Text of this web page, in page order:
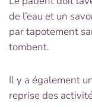
de l’eau et un
par tapotement
tombent.
Il y a également
reprise des